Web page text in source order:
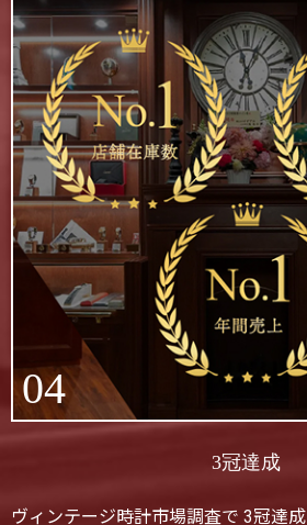
04
3冠達成
ヴィンテージ時計市場調査で 3冠達成